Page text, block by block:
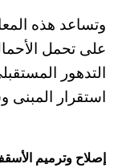
وتساعد هذه
على تحمل
التدهور
استقرار المبنى
إصلاح وترميم